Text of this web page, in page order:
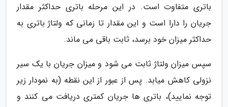
باتری متفاوت است. در این مرحله باتری حداکثر مقدار
جریان را دارا است و این مقدار تا زمانی که ولتاژ باتری به
حداکثر میزان خود برسد، ثابت باقی می ماند.
سپس میزان ولتاژ ثابت می شود و میزان جریان با یک سیر
نزولی کاهش میابد. پس از عبور از این نقطه (به نمودار زیر
توجه نمایید)، باتری ها جریان کمتری دریافت می کنند و